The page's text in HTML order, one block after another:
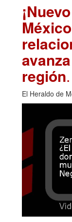
región
El Heraldo de